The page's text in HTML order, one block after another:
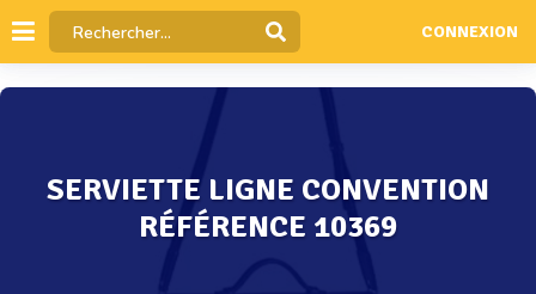
CONNEXION
SERVIETTE LIGNE CONVENTION
RÉFÉRENCE 10369